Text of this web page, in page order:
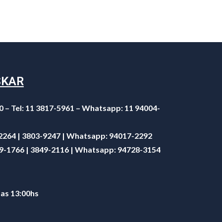
Tel: 11 3817-5961 – Whatsapp: 11 94004-
| 3803-9247 | Whatsapp: 94017-2292
1766 | 3849-2116 | Whatsapp: 94728-3154
13:00hs